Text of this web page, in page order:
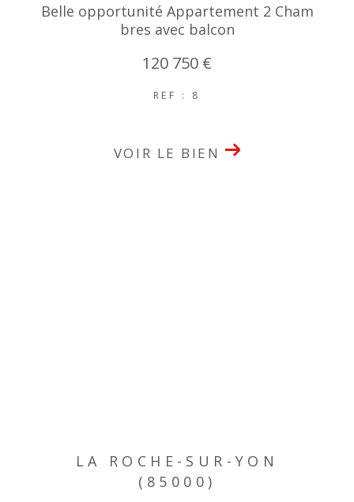
Belle opportunité Appartement 2 Cham
bres avec balcon
120 750 €
REF : 8
VOIR LE BIEN
LA ROCHE-SUR-YON
(85000)